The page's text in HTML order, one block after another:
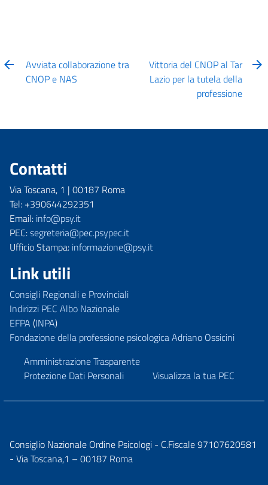
Avviata collaborazione tra
CNOP e NAS
Vittoria del CNOP al Tar
Lazio per la tutela della
professione
Contatti
Via Toscana, 1 | 00187 Roma
Tel: +390644292351
Email: info@psy.it
PEC:segreteria@pec.psypec.it
Ufficio Stampa: informazione@psy.it
Link utili
Consigli Regionali e Provinciali
Indirizzi PEC Albo Nazionale
EFPA (INPA)
Fondazione della professione psicologica Adriano Ossicini
Amministrazione Trasparente
Protezione Dati Personali
Visualizza la tua PEC
Consiglio Nazionale Ordine Psicologi - C.Fiscale 97107620581
- Via Toscana,1 – 00187 Roma